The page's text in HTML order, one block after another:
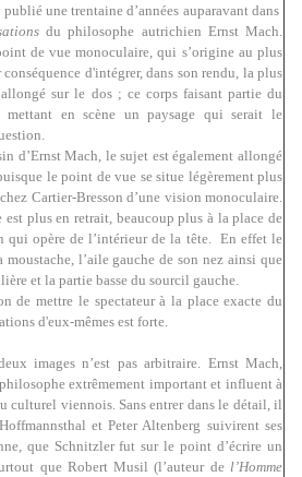
publié une trentaine d’années auparavant dans
du philosophe autrichien Ernst Mach.
de vue monoculaire, qui s’origine au plus
d'intégrer, dans son rendu, la plus
sur le dos ; ce corps faisant partie du
mettant en scène un paysage qui serait le
d’Ernst Mach, le sujet est également allongé
le point de vue se situe légèrement plus
Cartier-Bresson d’une vision monoculaire.
plus en retrait, beaucoup plus à la place de
opère de l’intérieur de la tête. En effet le
moustache, l’aile gauche de son nez ainsi que
et la partie basse du sourcil gauche.
de mettre le spectateur à la place exacte du
d'eux-mêmes est forte.
images n’est pas arbitraire. Ernst Mach,
extrêmement important et influent à
culturel viennois. Sans entrer dans le détail, il
et Peter Altenberg suivirent ses
que Schnitzler fut sur le point d’écrire un
que Robert Musil (l’auteur de l’Homme